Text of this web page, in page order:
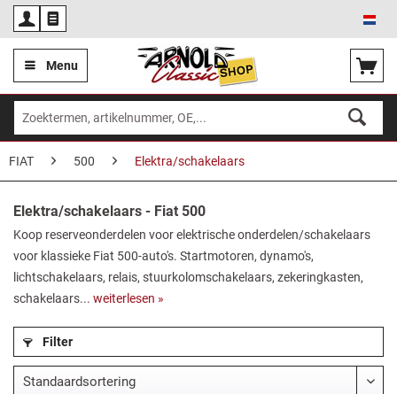
Menu
FIAT 500 Elektra/schakelaars
Elektra/schakelaars - Fiat 500
Koop reserveonderdelen voor elektrische onderdelen/schakelaars
voor klassieke Fiat 500-auto's. Startmotoren, dynamo's,
lichtschakelaars, relais, stuurkolomschakelaars, zekeringkasten,
schakelaars... weiterlesen »
Filter